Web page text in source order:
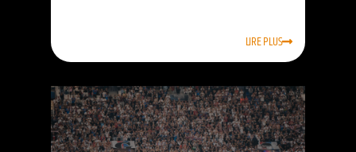
LIRE PLUS